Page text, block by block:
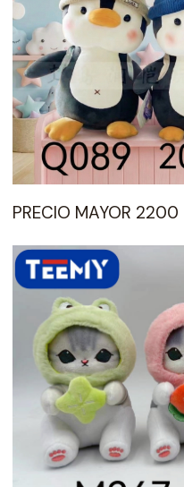
PRECIO MAYOR 2200